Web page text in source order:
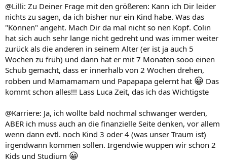
@Lilli: Zu Deiner Frage mit den größeren: Kann ich Dir leider
nichts zu sagen, da ich bisher nur ein Kind habe. Was das
"Können" angeht. Mach Dir da mal nicht so nen Kopf. Colin
hat sich auch sehr lange nicht gedreht und was immer weiter
zurück als die anderen in seinem Alter (er ist ja auch 5
Wochen zu früh) und dann hat er mit 7 Monaten sooo einen
Schub gemacht, dass er innerhalb von 2 Wochen drehen,
robben und Mamamamam und Papapapa gelernt hat 😀 Das
kommt schon alles!!! Lass Luca Zeit, das ich das Wichtigste
@Karriere: Ja, ich wollte bald nochmal schwanger werden,
ABER ich muss auch an die finanzielle Seite denken, vor allem
wenn dann evtl. noch Kind 3 oder 4 (was unser Traum ist)
irgendwann kommen sollen. Irgendwie wuppen wir schon 2
Kids und Studium 😀